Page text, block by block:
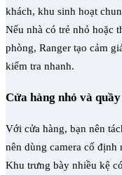
khách, khu sinh hoạt
Nếu nhà có trẻ nhỏ hoặc
phòng, Ranger tạo cảm
kiểm tra nhanh.
Cửa hàng nhỏ và
Với cửa hàng, bạn nên
nên dùng camera cố
Khu trưng bày nhiều kệ